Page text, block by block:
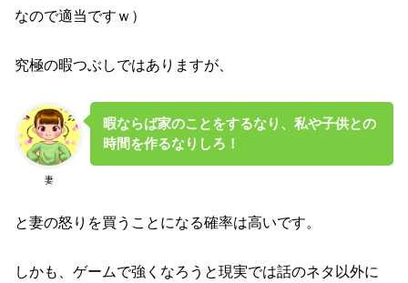
なので適当ですｗ）
究極の暇つぶしではありますが、
妻
暇ならば家のことをするなり、私や子供との
時間を作るなりしろ！
と妻の怒りを買うことになる確率は高いです。
しかも、ゲームで強くなろうと現実では話のネタ以外に